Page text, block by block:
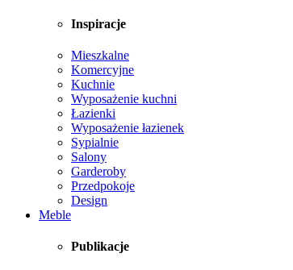
Inspiracje
Mieszkalne
Komercyjne
Kuchnie
Wyposażenie kuchni
Łazienki
Wyposażenie łazienek
Sypialnie
Salony
Garderoby
Przedpokoje
Design
Meble
Publikacje